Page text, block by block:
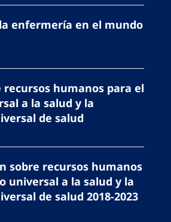
enfermería en el mundo
recursos humanos para el
a la salud y la
de salud
sobre recursos humanos
universal a la salud y la
de salud 2018-2023